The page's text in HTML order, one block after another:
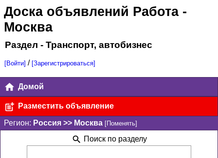
Доска объявлений Работа-
Москва
Раздел - Транспорт, автобизнес
[Войти] / [Зарегистрироваться]
Домой
Разместить объявление
Регион: Россия >> Москва [Поменять]
Поиск по разделу